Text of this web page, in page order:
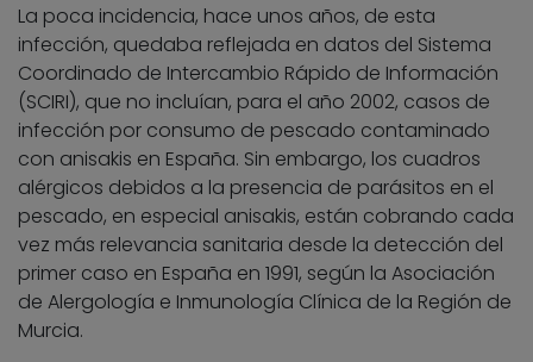
La poca incidencia, hace unos años, de esta
infección, quedaba reflejada en datos del Sistema
Coordinado de Intercambio Rápido de Información
(SCIRI), que no incluían, para el año 2002, casos de
infección por consumo de pescado contaminado
con anisakis en España. Sin embargo, los cuadros
alérgicos debidos a la presencia de parásitos en el
pescado, en especial anisakis, están cobrando cada
vez más relevancia sanitaria desde la detección del
primer caso en España en 1991, según la Asociación
de Alergología e Inmunología Clínica de la Región de
Murcia.